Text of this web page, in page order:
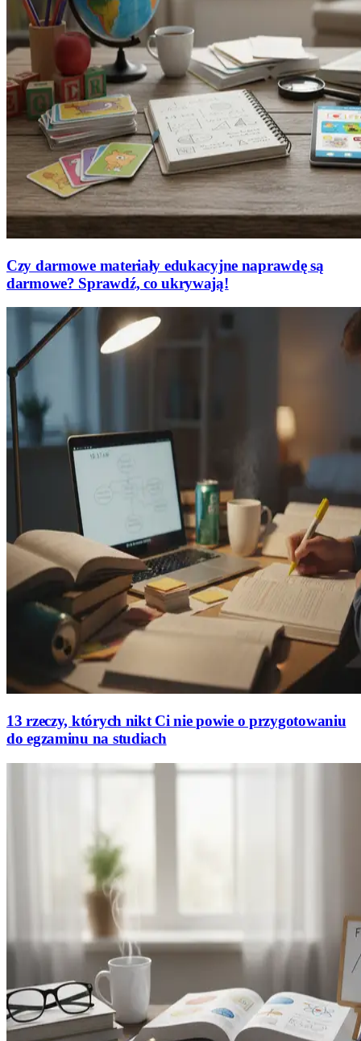
Czy darmowe materiały edukacyjne naprawdę są
darmowe? Sprawdź, co ukrywają!
13 rzeczy, których nikt Ci nie powie o przygotowaniu
do egzaminu na studiach